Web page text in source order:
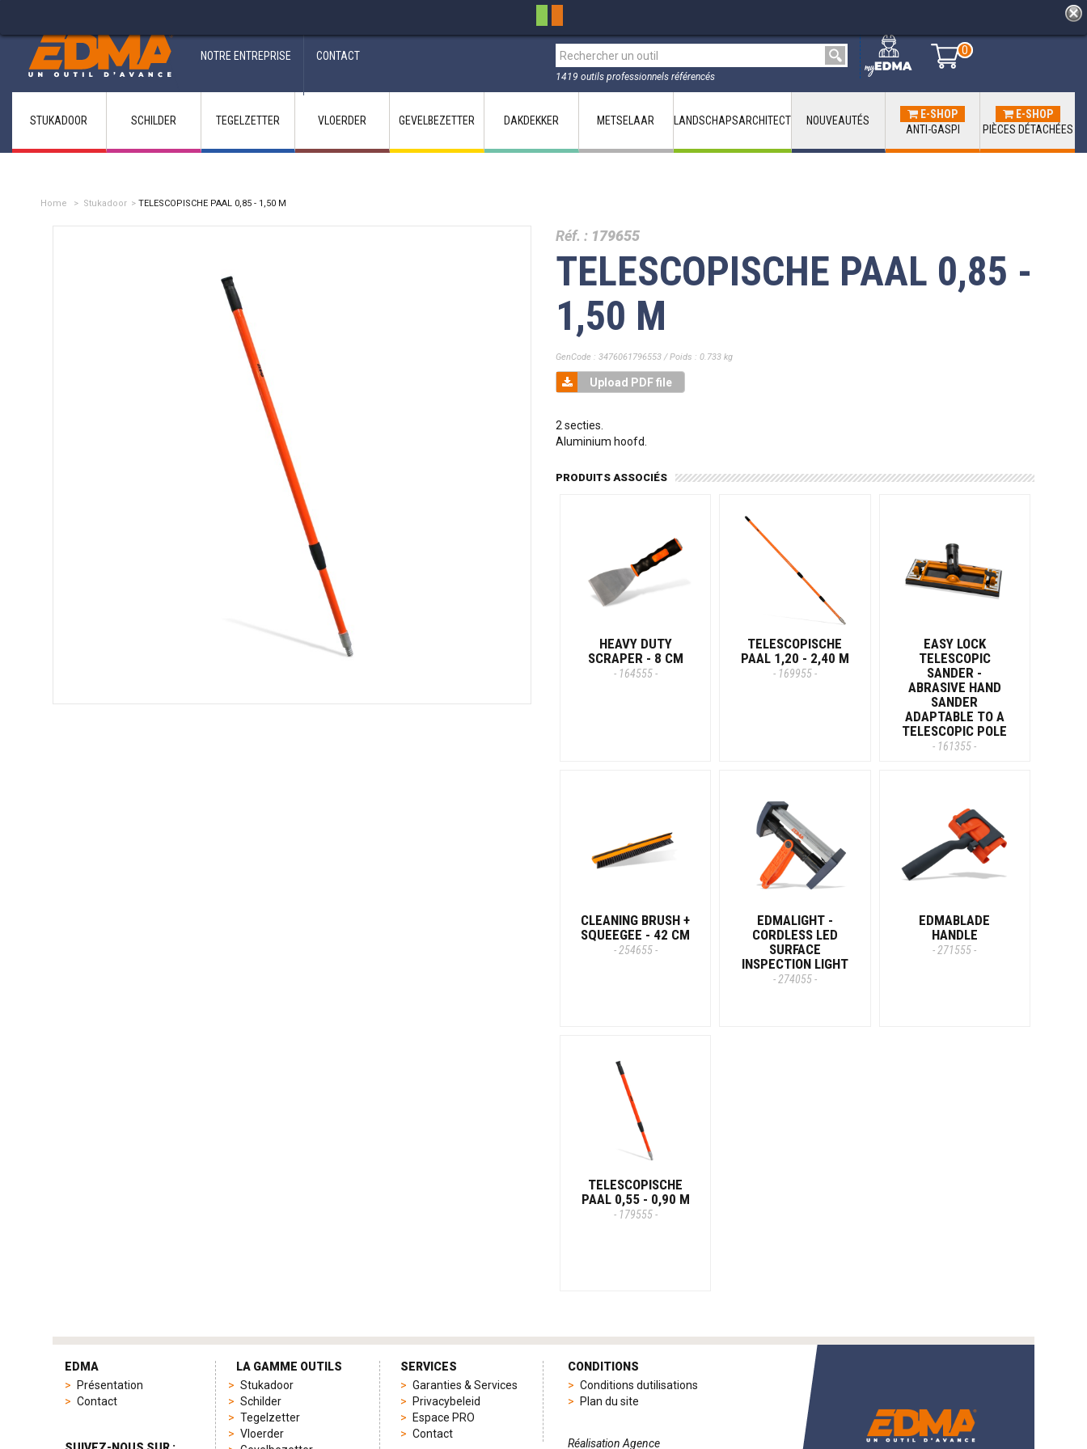
NOTRE ENTREPRISE CONTACT
1419 outils professionnels référencés
0
0
STUKADOOR SCHILDER TEGELZETTER VLOERDER GEVELBEZETTER DAKDEKKER METSELAAR LANDSCHAPSARCHITECT NOUVEAUTÉS
E-SHOP
ANTI-GASPI
E-SHOP
PIÈCES DÉTACHÉES
Home > Stukadoor > TELESCOPISCHE PAAL 0,85 - 1,50 M
Réf. : 179655
TELESCOPISCHE PAAL 0,85 -
1,50 M
GenCode : 3476061796553 / Poids : 0.733 kg
Upload PDF file
2 secties.
Aluminium hoofd.
PRODUITS ASSOCIÉS
HEAVY DUTY
SCRAPER - 8 CM
- 164555 -
TELESCOPISCHE
PAAL 1,20 - 2,40 M
- 169955 -
EASY LOCK
TELESCOPIC
SANDER -
ABRASIVE HAND
SANDER
ADAPTABLE TO A
TELESCOPIC POLE
- 161355 -
CLEANING BRUSH +
SQUEEGEE - 42 CM
- 254655 -
EDMALIGHT -
CORDLESS LED
SURFACE
INSPECTION LIGHT
- 274055 -
EDMABLADE
HANDLE
- 271555 -
TELESCOPISCHE
PAAL 0,55 - 0,90 M
- 179555 -
EDMA
Présentation
Contact
LA GAMME OUTILS
Stukadoor
Schilder
Tegelzetter
Vloerder
SERVICES
Garanties & Services
Privacybeleid
Espace PRO
Contact
CONDITIONS
Conditions dutilisations
Plan du site
Réalisation Agence